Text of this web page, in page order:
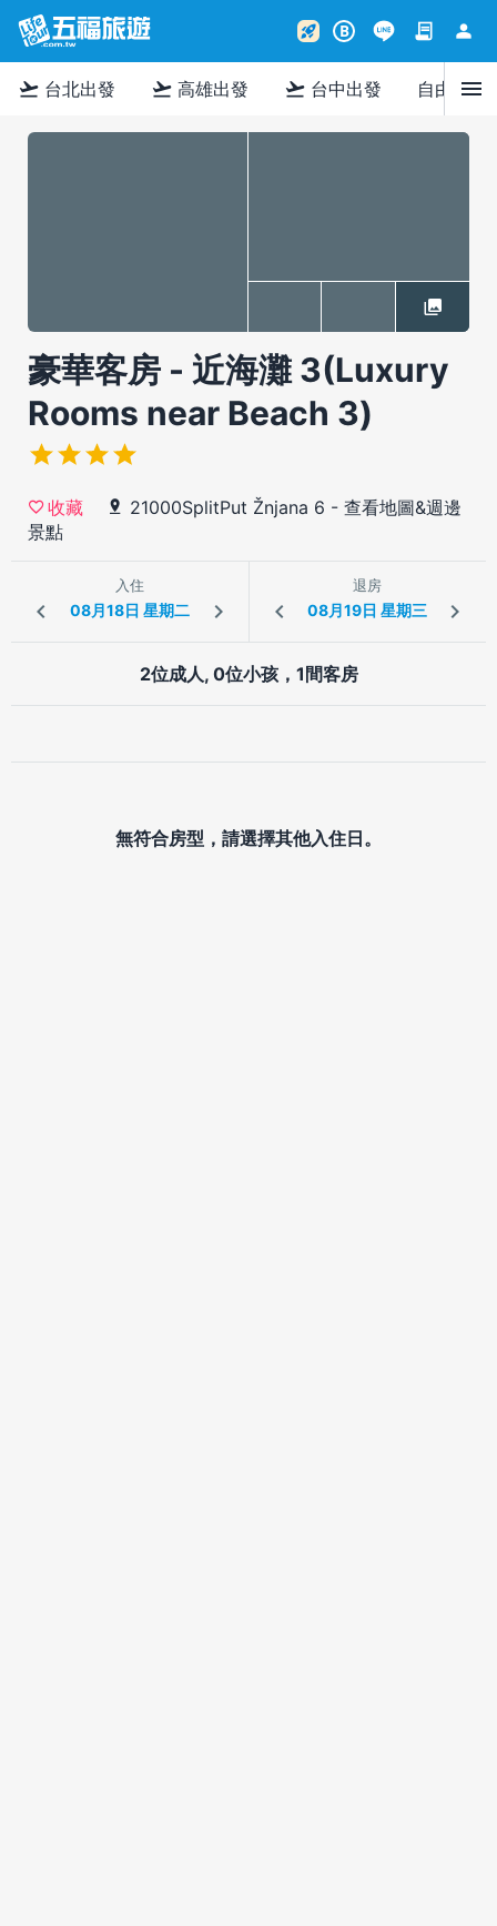
rocket_launch B contract person
flight_takeoff 台北出發 flight_takeoff 高雄出發 flight_takeoff 台中出發 自由行menu
豪華客房 - 近海灘 3(Luxury
Rooms near Beach 3)
收藏 21000SplitPut Žnjana 6 - 查看地圖&週邊
景點
入住 退房
2位成人, 0位小孩，1間客房
無符合房型，請選擇其他入住日。